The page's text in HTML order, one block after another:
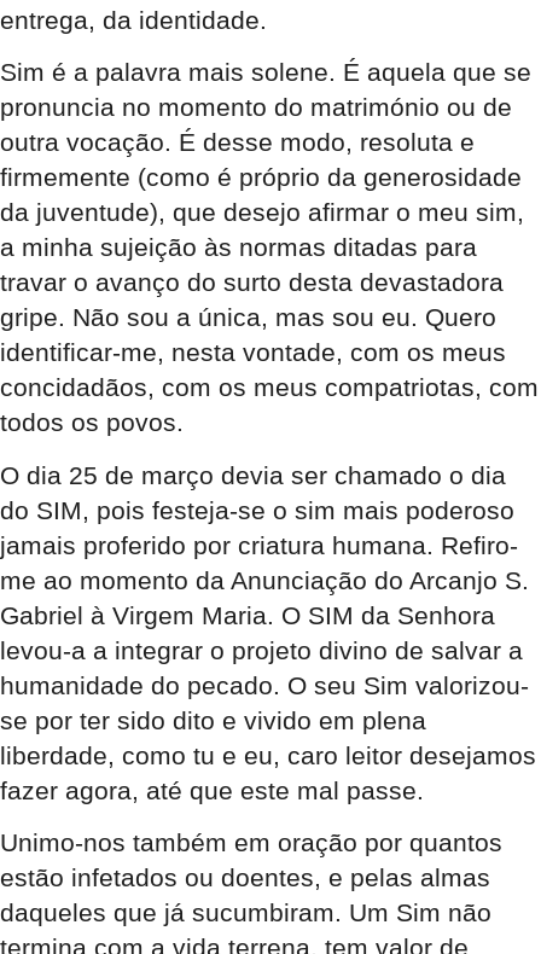
entrega, da identidade.
Sim é a palavra mais solene. É aquela que se
pronuncia no momento do matrimónio ou de
outra vocação. É desse modo, resoluta e
firmemente (como é próprio da generosidade
da juventude), que desejo afirmar o meu sim,
a minha sujeição às normas ditadas para
travar o avanço do surto desta devastadora
gripe. Não sou a única, mas sou eu. Quero
identificar-me, nesta vontade, com os meus
concidadãos, com os meus compatriotas, com
todos os povos.
O dia 25 de março devia ser chamado o dia
do SIM, pois festeja-se o sim mais poderoso
jamais proferido por criatura humana. Refiro-
me ao momento da Anunciação do Arcanjo S.
Gabriel à Virgem Maria. O SIM da Senhora
levou-a a integrar o projeto divino de salvar a
humanidade do pecado. O seu Sim valorizou-
se por ter sido dito e vivido em plena
liberdade, como tu e eu, caro leitor desejamos
fazer agora, até que este mal passe.
Unimo-nos também em oração por quantos
estão infetados ou doentes, e pelas almas
daqueles que já sucumbiram. Um Sim não
termina com a vida terrena, tem valor de